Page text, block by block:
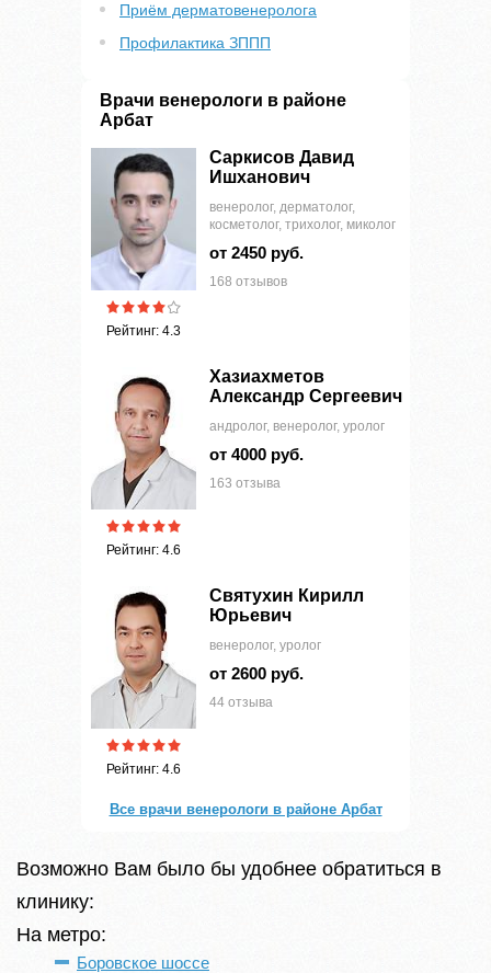
Приём дерматовенеролога
Профилактика ЗППП
Врачи венерологи в районе
Арбат
Рейтинг: 4.3
Саркисов Давид
Ишханович
венеролог, дерматолог,
косметолог, трихолог, миколог
от 2450 руб.
168 отзывов
Рейтинг: 4.6
Хазиахметов
Александр Сергеевич
андролог, венеролог, уролог
от 4000 руб.
163 отзыва
Рейтинг: 4.6
Святухин Кирилл
Юрьевич
венеролог, уролог
от 2600 руб.
44 отзыва
Все врачи венерологи в районе Арбат
Возможно Вам было бы удобнее обратиться в
клинику:
На метро:
Боровское шоссе